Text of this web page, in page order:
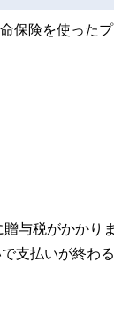
保険を使った
与税がかかり
支払いが終わ